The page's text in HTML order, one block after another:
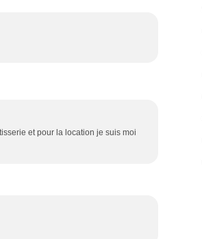
et pour la location je suis moi